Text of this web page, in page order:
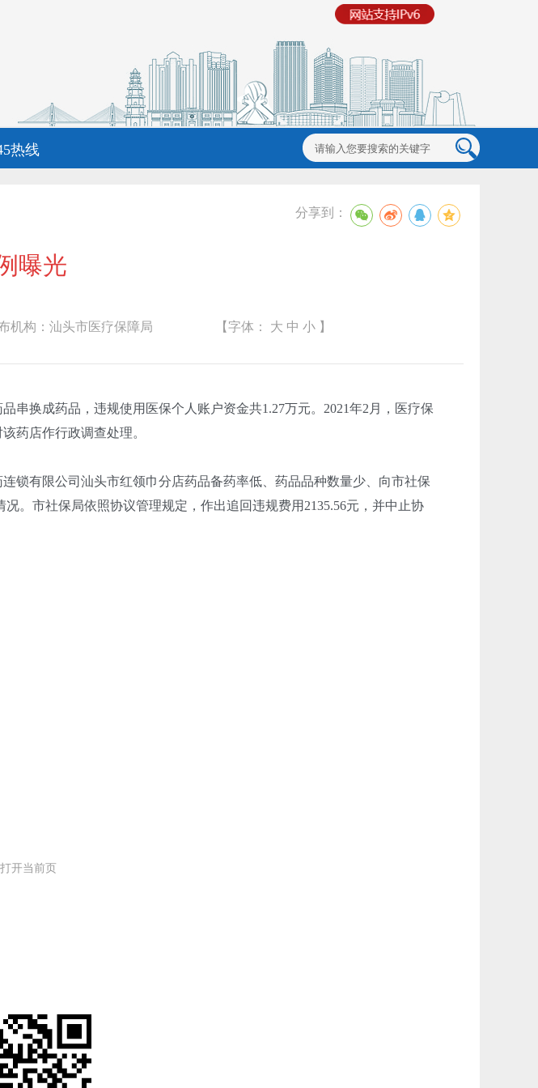
热线
分享到：
曝光
机构：汕头市医疗保障局 【字体： 大 中 小 】
换成药品，违规使用医保个人账户资金共1.27万元。2021年2月，医疗保
药店作行政调查处理。
有限公司汕头市红领巾分店药品备药率低、药品品种数量少、向市社保
。市社保局依照协议管理规定，作出追回违规费用2135.56元，并中止协
开当前页